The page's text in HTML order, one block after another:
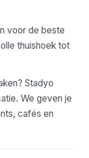
voor de beste
thuishoek tot
Stadyo
We geven je
cafés en